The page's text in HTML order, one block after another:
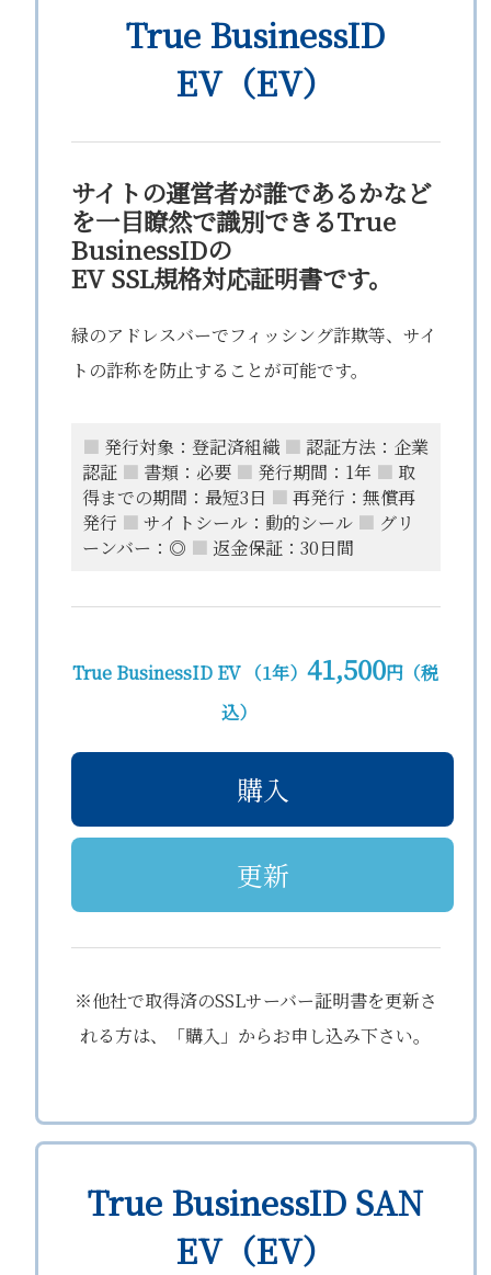
True BusinessID
EV（EV）
サイトの運営者が誰であるかなど
を一目瞭然で識別できるTrue
BusinessIDの
EV SSL規格対応証明書です。
緑のアドレスバーでフィッシング詐欺等、サイ
トの詐称を防止することが可能です。
■ 発行対象：登記済組織 ■ 認証方法：企業
認証 ■ 書類：必要 ■ 発行期間：1年 ■ 取
得までの期間：最短3日 ■ 再発行：無償再
発行 ■ サイトシール：動的シール ■ グリ
ーンバー：◎ ■ 返金保証：30日間
True BusinessID EV （1年）41,500円（税
込）
購入
更新
※他社で取得済のSSLサーバー証明書を更新さ
れる方は、「購入」からお申し込み下さい。
True BusinessID SAN
EV（EV）